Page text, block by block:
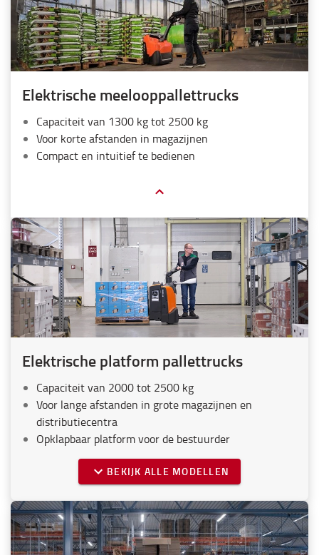
Elektrische meelooppallettrucks
Capaciteit van 1300 kg tot 2500 kg
Voor korte afstanden in magazijnen
Compact en intuitief te bedienen
Elektrische platform pallettrucks
Capaciteit van 2000 tot 2500 kg
Voor lange afstanden in grote magazijnen en
distributiecentra
Opklapbaar platform voor de bestuurder
BEKIJK ALLE MODELLEN